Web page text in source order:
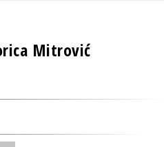
Mitrović